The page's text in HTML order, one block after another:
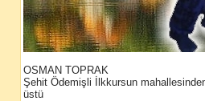
OSMAN TOPRAK
Şehit Ödemişli İlkkursun
üstü